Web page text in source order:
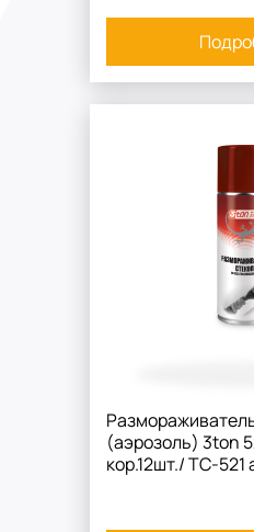
(аэрозоль) 3ton
кор.12шт./ TC-521